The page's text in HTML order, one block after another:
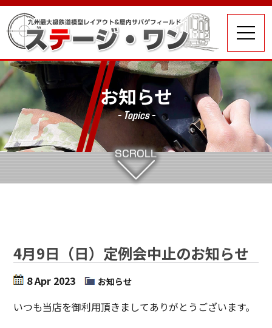
お知らせ
- Topics -
4月9日（日）定例会中止のお知らせ
8 Apr 2023 お知らせ
いつも当店を御利用頂きましてありがとうございます。